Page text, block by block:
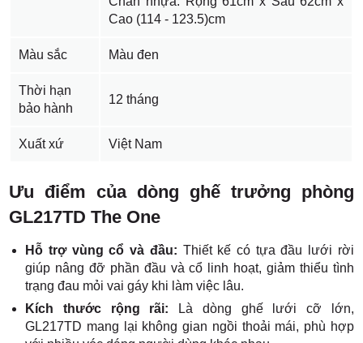
Cao (114 - 123.5)cm
Màu sắc Màu đen
Thời hạn
bảo hành
12 tháng
Xuất xứ Việt Nam
Ưu điểm của dòng ghế trưởng phòng
GL217TD The One
Hỗ trợ vùng cổ và đầu: Thiết kế có tựa đầu lưới rời
giúp nâng đỡ phần đầu và cổ linh hoạt, giảm thiểu tình
trạng đau mỏi vai gáy khi làm việc lâu.
Kích thước rộng rãi:
Là dòng ghế lưới cỡ lớn,
GL217TD mang lại không gian ngồi thoải mái, phù hợp